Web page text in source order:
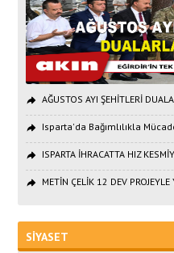
AĞUSTOS AYI ŞEHİTLERİ
Isparta'da Bağımlılıkla
ISPARTA İHRACATTA HIZ
METİN ÇELİK 12 DEV
SİYASET